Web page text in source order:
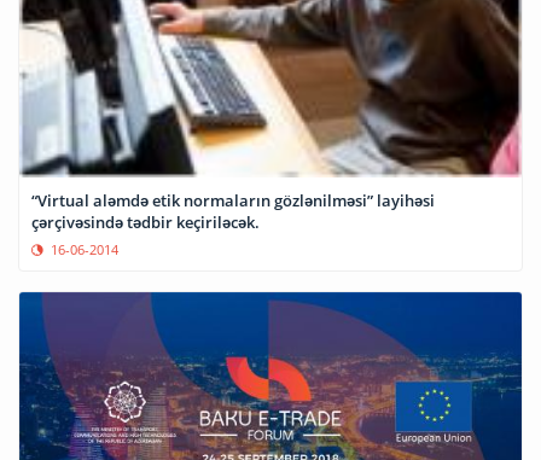
“Virtual aləmdə etik normaların gözlənilməsi” layihəsi
çərçivəsində tədbir keçiriləcək.
16-06-2014